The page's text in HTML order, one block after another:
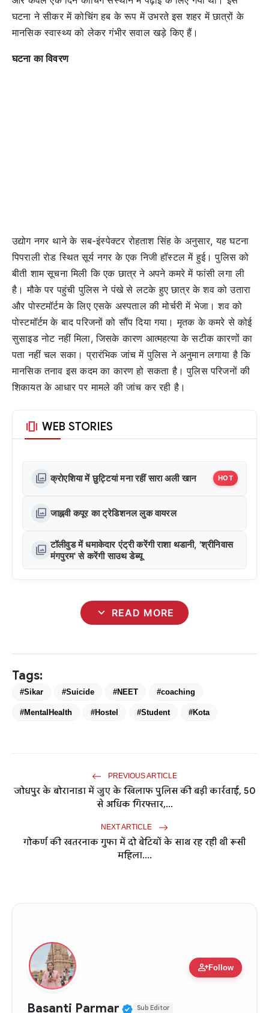
घटना ने सीकर में कोचिंग हब के रूप में उभरते इस शहर में छात्रों के
मानसिक स्वास्थ्य को लेकर गंभीर सवाल खड़े किए हैं।
घटना का विवरण
उद्योग नगर थाने के सब-इंस्पेक्टर रोहताश सिंह के अनुसार, यह घटना
पिपराली रोड स्थित सूर्य नगर के एक निजी हॉस्टल में हुई। पुलिस को
बीती शाम सूचना मिली कि एक छात्र ने अपने कमरे में फांसी लगा ली
है। मौके पर पहुंची पुलिस ने पंखे से लटके हुए छात्र के शव को उतारा
और पोस्टमॉर्टम के लिए एसके अस्पताल की मोर्चरी में भेजा। शव को
पोस्टमॉर्टम के बाद परिजनों को सौंप दिया गया। मृतक के कमरे से कोई
सुसाइड नोट नहीं मिला, जिसके कारण आत्महत्या के सटीक कारणों का
पता नहीं चल सका। प्रारंभिक जांच में पुलिस ने अनुमान लगाया है कि
मानसिक तनाव इस कदम का कारण हो सकता है। पुलिस परिजनों की
शिकायत के आधार पर मामले की जांच कर रही है।
amp_stories WEB STORIES
photo_library क्रोएशिया में छुट्टियां मना रहीं सारा अली खान HOT
photo_library जाह्नवी कपूर का ट्रेडिशनल लुक वायरल
photo_library टॉलीवुड में धमाकेदार एंट्री करेंगी राशा थडानी, 'श्रीनिवास
मंगपुरम' से करेंगी साउथ डेब्यू
expand_more READ MORE
Tags:
#Sikar #Suicide #NEET #coaching
#MentalHealth #Hostel #Student #Kota
PREVIOUS ARTICLE
जोधपुर के बोरानाडा में जुए के खिलाफ पुलिस की बड़ी कार्रवाई, 50
से अधिक गिरफ्तार,...
NEXT ARTICLE
गोकर्ण की खतरनाक गुफा में दो बेटियों के साथ रह रही थी रूसी
महिला....
person_addFollow
Basanti Parmar Verified Public Figure
Sub Editor